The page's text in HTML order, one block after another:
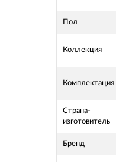
Пол
Коллекция
Комплектация
Страна-
изготовитель
Бренд